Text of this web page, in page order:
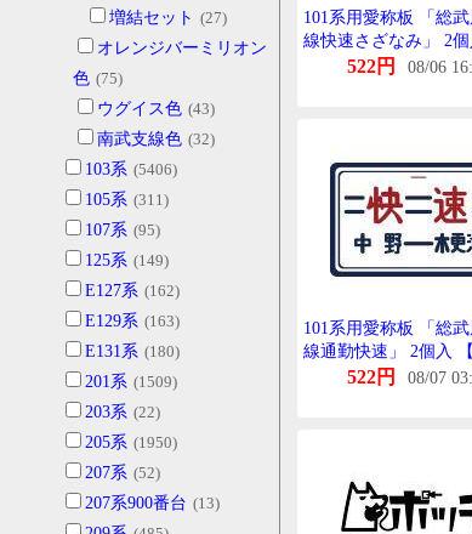
増結セット (27)
オレンジバーミリオン
色 (75)
ウグイス色 (43)
南武支線色 (32)
103系 (5406)
105系 (311)
107系 (95)
125系 (149)
E127系 (162)
E129系 (163)
E131系 (180)
201系 (1509)
203系 (22)
205系 (1950)
207系 (52)
207系900番台 (13)
101系用愛称板 「総
線快速さざなみ」 2個
らむうぇい・TW-HO-
522円 08/06
101系用愛称板 「総
線通勤快速」 2個入
うぇい・TW-HO-
522円 08/07